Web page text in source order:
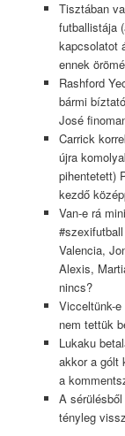
Tisztában
futballistája
kapcsolatot
ennek
Rashford
bármi
José
Carrick
újra
pihentetett)
kezdő
Van-e rá
Valencia,
Alexis,
nincs?
Vicceltünk-
nem tettük
Lukaku
akkor a gólt
a
A
tényleg